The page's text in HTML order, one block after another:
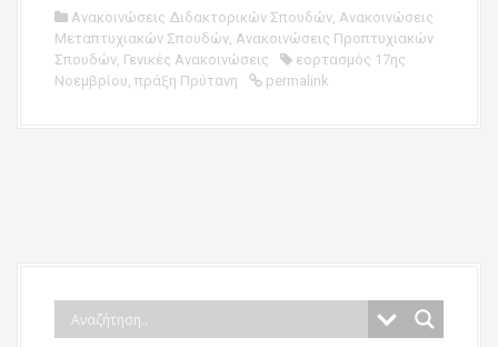
Ανακοινώσεις Διδακτορικών Σπουδών, Ανακοινώσεις
Μεταπτυχιακών Σπουδών, Ανακοινώσεις Προπτυχιακών
Σπουδών, Γενικές Ανακοινώσεις
εορτασμός 17ης
Νοεμβρίου, πράξη Πρύτανη permalink